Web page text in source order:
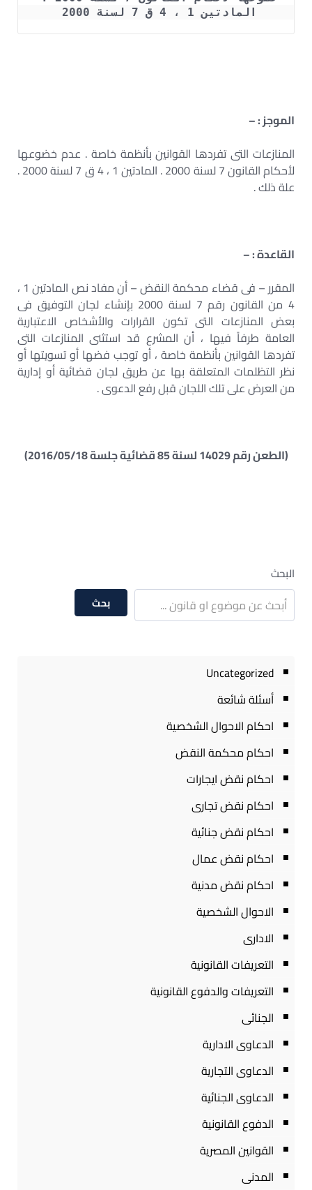
المادتين 1 ، 4 ق 7 لسنة 2000
الموجز : –
المنازعات التى تفردها القوانين بأنظمة خاصة . عدم خضوعها
لأحكام القانون 7 لسنة 2000 . المادتين 1 ، 4 ق 7 لسنة 2000 .
علة ذلك .
القاعدة : –
المقرر – فى قضاء محكمة النقض – أن مفاد نص المادتين 1 ،
4 من القانون رقم 7 لسنة 2000 بإنشاء لجان التوفيق فى
بعض المنازعات التى تكون القرارات والأشخاص الاعتبارية
العامة طرفاً فيها ، أن المشرع قد استثنى المنازعات التى
تفردها القوانين بأنظمة خاصة ، أو توجب فضها أو تسويتها أو
نظر التظلمات المتعلقة بها عن طريق لجان قضائية أو إدارية
من العرض على تلك اللجان قبل رفع الدعوى .
(الطعن رقم 14029 لسنة 85 قضائية جلسة 2016/05/18)
البحث
بحث
Uncategorized
أسئلة شائعة
احكام الاحوال الشخصية
احكام محكمة النقض
احكام نقض ايجارات
احكام نقض تجارى
احكام نقض جنائية
احكام نقض عمال
احكام نقض مدنية
الاحوال الشخصية
الادارى
التعريفات القانونية
التعريفات والدفوع القانونية
الجنائى
الدعاوى الادارية
الدعاوى التجارية
الدعاوى الجنائية
الدفوع القانونية
القوانين المصرية
المدنى